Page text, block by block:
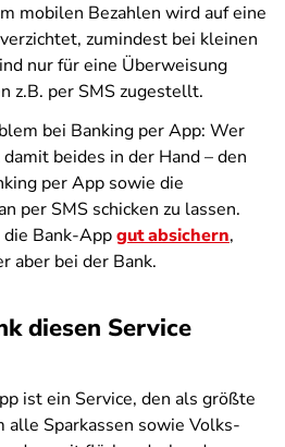
mobilen Bezahlen wird auf eine
zumindest bei kleinen
nur für eine Überweisung
z.B. per SMS zugestellt.
bei Banking per App: Wer
beides in der Hand – den
per App sowie die
per SMS schicken zu lassen.
Bank-Appgut absichern,
aber bei der Bank.
diesen Service
ist ein Service, den als größte
Sparkassen sowie Volks-